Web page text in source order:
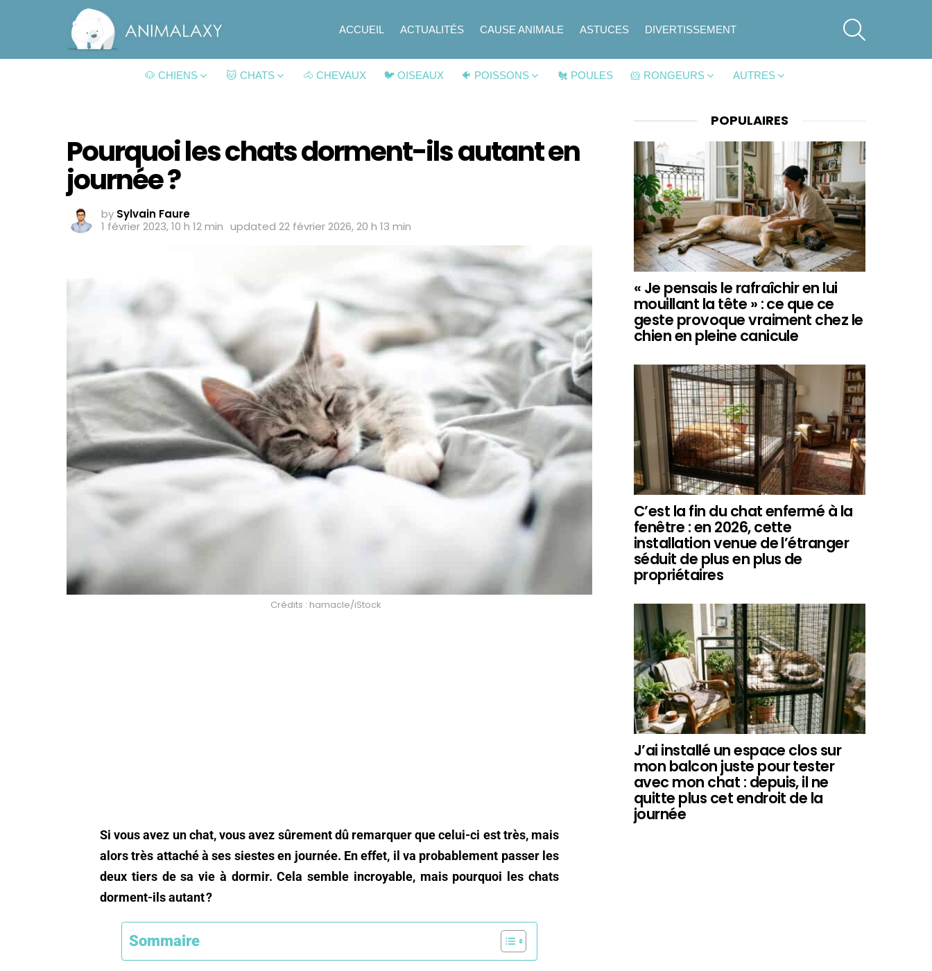
ACCUEIL ACTUALITÉS CAUSE ANIMALE ASTUCES DIVERTISSEMENT
🐶 CHIENS 🐱 CHATS 🐴 CHEVAUX 🐦 OISEAUX 🐠 POISSONS 🐔 POULES 🐹 RONGEURS AUTRES
Pourquoi les chats dorment-ils autant en
journée ?
by Sylvain Faure
1 février 2023, 10 h 12 min updated 22 février 2026, 20 h 13 min
Crédits : hamacle/iStock
Si vous avez un chat, vous avez sûrement dû remarquer que celui-ci est très, mais
alors très attaché à ses siestes en journée. En effet, il va probablement passer les
deux tiers de sa vie à dormir. Cela semble incroyable, mais pourquoi les chats
dorment-ils autant ?
Sommaire
POPULAIRES
« Je pensais le rafraîchir en lui
mouillant la tête » : ce que ce
geste provoque vraiment chez le
chien en pleine canicule
C’est la fin du chat enfermé à la
fenêtre : en 2026, cette
installation venue de l’étranger
séduit de plus en plus de
propriétaires
J’ai installé un espace clos sur
mon balcon juste pour tester
avec mon chat : depuis, il ne
quitte plus cet endroit de la
journée